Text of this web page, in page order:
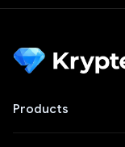
Products